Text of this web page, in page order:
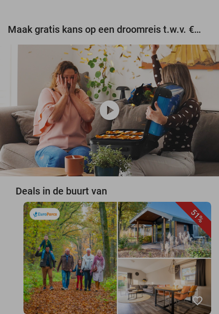
Maak gratis kans op een droomreis t.w.v. €3.000!
play_circle
Deals in de buurt van
51%
favorite_border